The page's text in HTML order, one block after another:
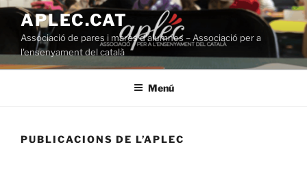
Vés
contingut
APLEC.CAT
Associació de pares i mares d'alumnes – Associació per a
l'ensenyament del català
Menú
PUBLICACIONS DE L’APLEC